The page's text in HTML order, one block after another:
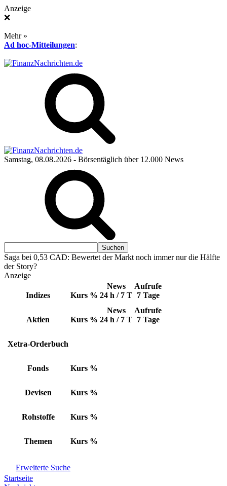
Anzeige
❌
Mehr »
Ad hoc-Mitteilungen:
Samstag, 08.08.2026 - Börsentäglich über 12.000 News
Saga bei 0,53 CAD: Bewertet der Markt noch immer nur die Hälfte
der Story?
Anzeige
Indizes Kurs %
News
24 h / 7 T
Aufrufe
7 Tage
Aktien Kurs %
News
24 h / 7 T
Aufrufe
7 Tage
Xetra-Orderbuch
Fonds Kurs %
Devisen Kurs %
Rohstoffe Kurs %
Themen Kurs %
Erweiterte Suche
Startseite